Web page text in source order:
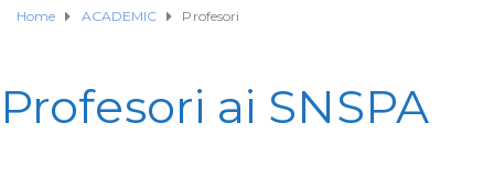
Home ACADEMIC Profesori
Profesori ai SNSPA